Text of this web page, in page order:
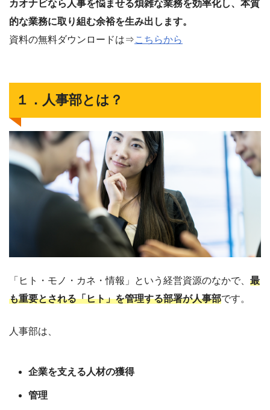
カオナビなら人事を悩ませる煩雑な業務を効率化し、本質
的な業務に取り組む余裕を生み出します。
資料の無料ダウンロードは⇒こちらから
１．人事部とは？
「ヒト・モノ・カネ・情報」という経営資源のなかで、 最
も重要とされる「ヒト」を管理する部署が人事部です。
人事部は、
企業を支える人材の獲得
管理